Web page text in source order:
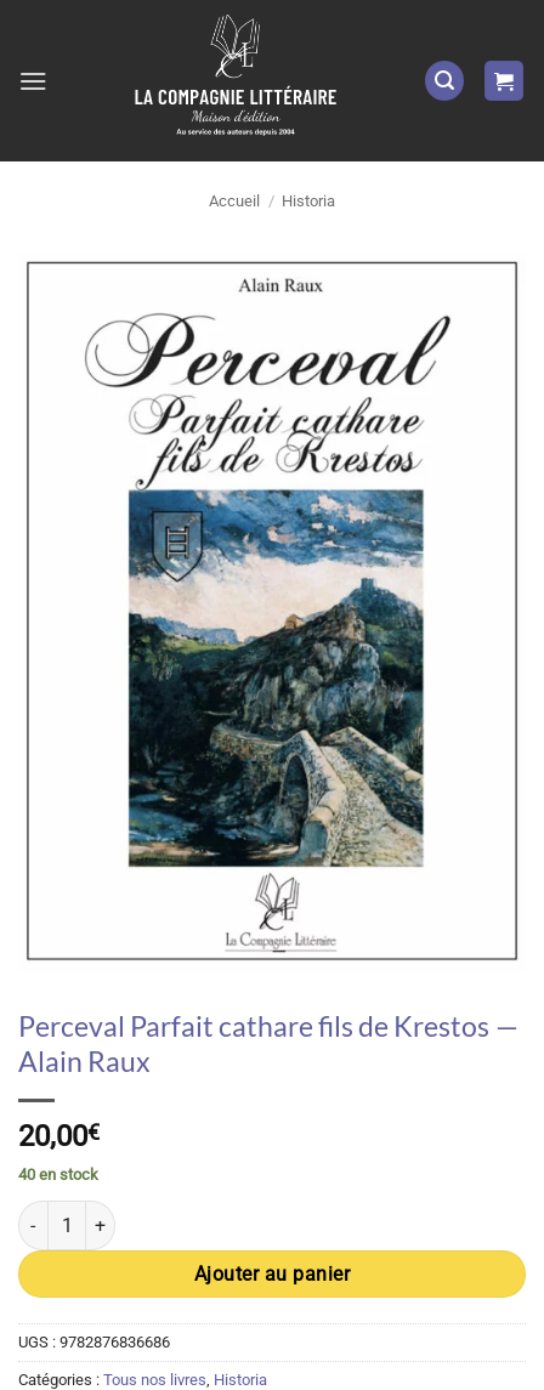
contenu
Accueil / Historia
Perceval Parfait cathare fils de Krestos —
Alain Raux
20,00€
40 en stock
quantité de Perceval Parfait cathare fils de Krestos - Alain Raux
Ajouter au panier
UGS : 9782876836686
Catégories : Tous nos livres Historia